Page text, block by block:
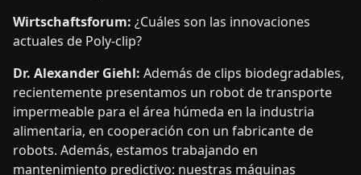
Wirtschaftsforum: ¿Cuáles son las innovaciones
actuales de Poly-clip?
Dr. Alexander Giehl: Además de clips biodegradables,
recientemente presentamos un robot de transporte
impermeable para el área húmeda en la industria
alimentaria, en cooperación con un fabricante de
robots. Además, estamos trabajando en
mantenimiento predictivo: nuestras máquinas